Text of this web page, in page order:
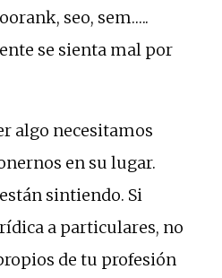
seo, sem…..
se sienta mal por
algo necesitamos
en su lugar.
sintiendo. Si
a particulares, no
de tu profesión